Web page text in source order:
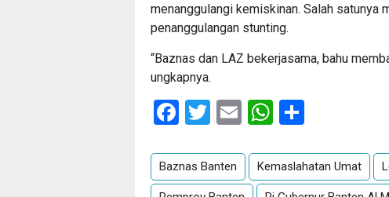
menanggulangi kemiskinan. Salah satunya
penanggulangan stunting.
“Baznas dan LAZ bekerjasama, bahu
ungkapnya.
Facebook
Twitter
EmailWhatsApp
Baznas Banten Kemaslahatan Umat